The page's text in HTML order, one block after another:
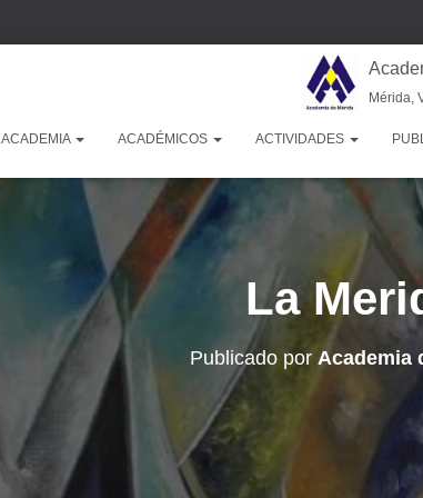
Mérida,
ACADEMIA ACADÉMICOS ACTIVIDADES
La
Publicado por Academia